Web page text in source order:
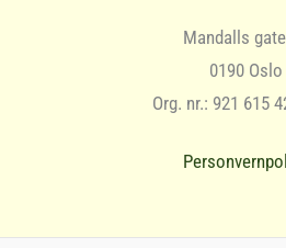
Mandalls
0190 Oslo
Org. nr.: 921 615